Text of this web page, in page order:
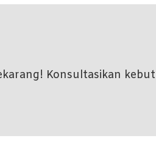
Konsultasikan